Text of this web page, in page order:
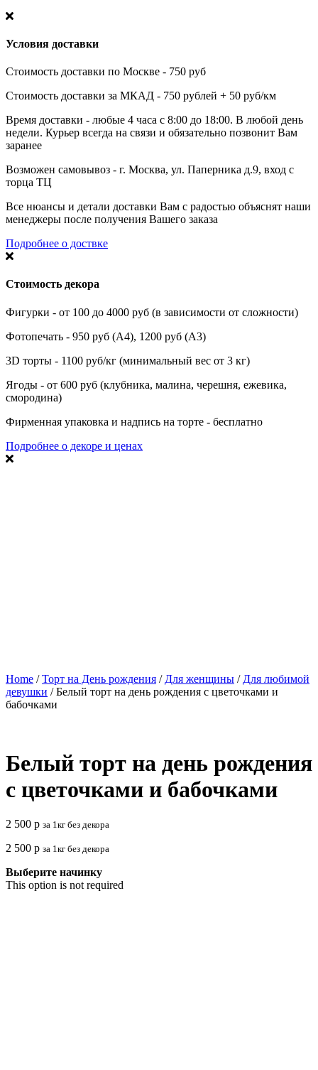
Условия доставки
Стоимость доставки по Москве - 750 руб
Стоимость доставки за МКАД - 750 рублей + 50 руб/км
Время доставки - любые 4 часа с 8:00 до 18:00. В любой день
недели. Курьер всегда на связи и обязательно позвонит Вам
заранее
Возможен самовывоз - г. Москва, ул. Паперника д.9, вход с
торца ТЦ
Все нюансы и детали доставки Вам с радостью объяснят наши
менеджеры после получения Вашего заказа
Подробнее о доствке
Стоимость декора
Фигурки - от 100 до 4000 руб (в зависимости от сложности)
Фотопечать - 950 руб (А4), 1200 руб (А3)
3D торты - 1100 руб/кг (минимальный вес от 3 кг)
Ягоды - от 600 руб (клубника, малина, черешня, ежевика,
смородина)
Фирменная упаковка и надпись на торте - бесплатно
Подробнее о декоре и ценах
Home /Торт на День рождения / Для женщины / Для любимой
девушки / Белый торт на день рождения с цветочками и
бабочками
Белый торт на день рождения
с цветочками и бабочками
2 500 р за 1кг без декора
2 500 р за 1кг без декора
Выберите начинку
This option is not required